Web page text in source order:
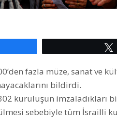
fazla müze, sanat ve
bildirdi.
kuruluşun imzaladıkları
sebebiyle tüm İsrailli